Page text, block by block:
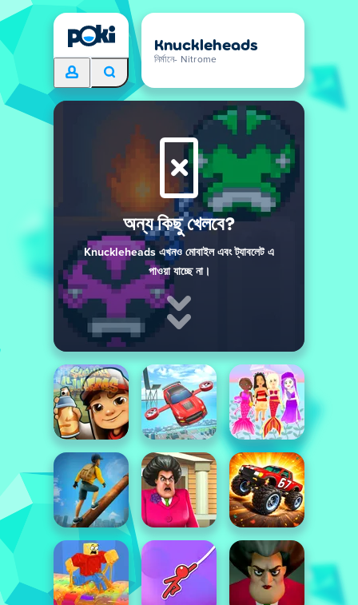
Knuckleheads
নির্মানে- Nitrome
অন্য কিছু খেলবে?
Knuckleheads এখনও মোবাইল এবং ট্যাবলেট এ
পাওয়া যাচ্ছে না।